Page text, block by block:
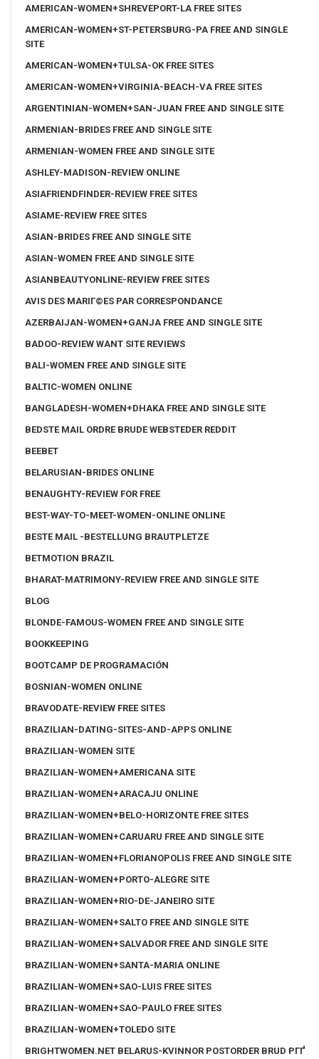
AMERICAN-WOMEN+SHREVEPORT-LA FREE SITES
AMERICAN-WOMEN+ST-PETERSBURG-PA FREE AND SINGLE
SITE
AMERICAN-WOMEN+TULSA-OK FREE SITES
AMERICAN-WOMEN+VIRGINIA-BEACH-VA FREE SITES
ARGENTINIAN-WOMEN+SAN-JUAN FREE AND SINGLE SITE
ARMENIAN-BRIDES FREE AND SINGLE SITE
ARMENIAN-WOMEN FREE AND SINGLE SITE
ASHLEY-MADISON-REVIEW ONLINE
ASIAFRIENDFINDER-REVIEW FREE SITES
ASIAME-REVIEW FREE SITES
ASIAN-BRIDES FREE AND SINGLE SITE
ASIAN-WOMEN FREE AND SINGLE SITE
ASIANBEAUTYONLINE-REVIEW FREE SITES
AVIS DES MARIГ©ES PAR CORRESPONDANCE
AZERBAIJAN-WOMEN+GANJA FREE AND SINGLE SITE
BADOO-REVIEW WANT SITE REVIEWS
BALI-WOMEN FREE AND SINGLE SITE
BALTIC-WOMEN ONLINE
BANGLADESH-WOMEN+DHAKA FREE AND SINGLE SITE
BEDSTE MAIL ORDRE BRUDE WEBSTEDER REDDIT
BEEBET
BELARUSIAN-BRIDES ONLINE
BENAUGHTY-REVIEW FOR FREE
BEST-WAY-TO-MEET-WOMEN-ONLINE ONLINE
BESTE MAIL -BESTELLUNG BRAUTPLETZE
BETMOTION BRAZIL
BHARAT-MATRIMONY-REVIEW FREE AND SINGLE SITE
BLOG
BLONDE-FAMOUS-WOMEN FREE AND SINGLE SITE
BOOKKEEPING
BOOTCAMP DE PROGRAMACIÓN
BOSNIAN-WOMEN ONLINE
BRAVODATE-REVIEW FREE SITES
BRAZILIAN-DATING-SITES-AND-APPS ONLINE
BRAZILIAN-WOMEN SITE
BRAZILIAN-WOMEN+AMERICANA SITE
BRAZILIAN-WOMEN+ARACAJU ONLINE
BRAZILIAN-WOMEN+BELO-HORIZONTE FREE SITES
BRAZILIAN-WOMEN+CARUARU FREE AND SINGLE SITE
BRAZILIAN-WOMEN+FLORIANOPOLIS FREE AND SINGLE SITE
BRAZILIAN-WOMEN+PORTO-ALEGRE SITE
BRAZILIAN-WOMEN+RIO-DE-JANEIRO SITE
BRAZILIAN-WOMEN+SALTO FREE AND SINGLE SITE
BRAZILIAN-WOMEN+SALVADOR FREE AND SINGLE SITE
BRAZILIAN-WOMEN+SANTA-MARIA ONLINE
BRAZILIAN-WOMEN+SAO-LUIS FREE SITES
BRAZILIAN-WOMEN+SAO-PAULO FREE SITES
BRAZILIAN-WOMEN+TOLEDO SITE
BRIGHTWOMEN.NET BELARUS-KVINNOR POSTORDER BRUD PГҐ